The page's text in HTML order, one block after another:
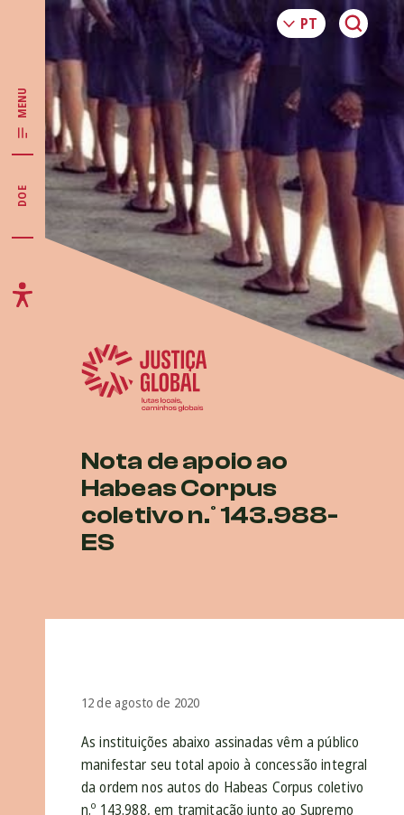
MENU
DOE
Nota de apoio ao
Habeas Corpus
coletivo n.º 143.988-
ES
12 de agosto de 2020
As instituições abaixo assinadas vêm a público
manifestar seu total apoio à concessão integral
da ordem nos autos do Habeas Corpus coletivo
n.º 143.988, em tramitação junto ao Supremo